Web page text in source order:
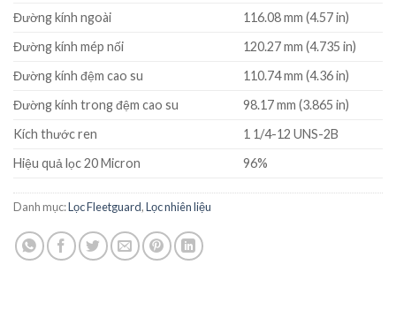
Đường kính ngoài
116.08 mm (4.57 in)
Đường kính mép nối
120.27 mm (4.735 in)
Đường kính đệm cao su
110.74 mm (4.36 in)
Đường kính trong đệm cao su
98.17 mm (3.865 in)
Kích thước ren
1 1/4-12 UNS-2B
Hiệu quả lọc 20 Micron
96%
Danh mục:Lọc Fleetguard,Lọc nhiên liệu